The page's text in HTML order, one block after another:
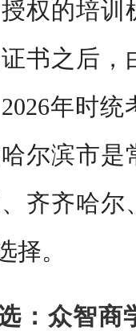
权的培训
书之后，
年时
尔滨市
齐齐哈
择。
：众智商